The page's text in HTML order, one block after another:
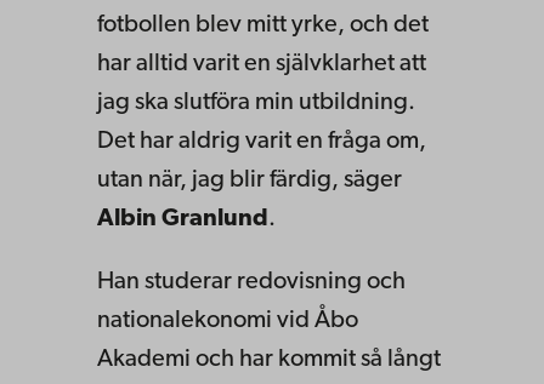
fotbollen blev mitt yrke, och det
har alltid varit en självklarhet att
jag ska slutföra min utbildning.
Det har aldrig varit en fråga om,
utan när, jag blir färdig, säger
Albin Granlund .
Han studerar redovisning och
nationalekonomi vid Åbo
Akademi och har kommit så långt